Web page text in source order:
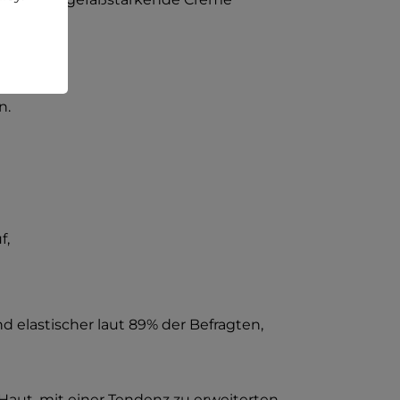
elastischer laut 89% der Befragten,